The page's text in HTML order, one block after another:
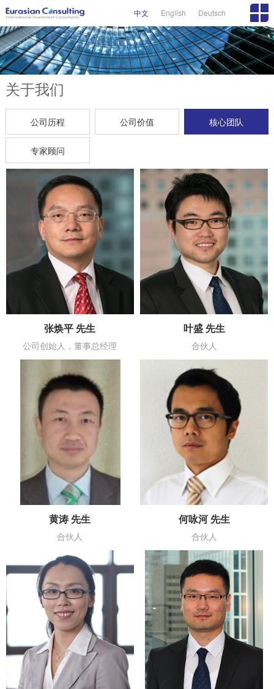
中文 English Deutsch
关于我们
公司历程 公司价值 核心团队
专家顾问
张焕平 先生
公司创始人，董事总经理
叶盛 先生
合伙人
黄涛 先生
合伙人
何咏河 先生
合伙人